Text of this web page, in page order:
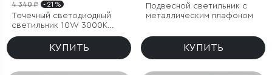
4 340 ₽ - 21 %
Точечный светодиодный
светильник 10W 3000K
белый/хром
КУПИТЬ
Подвесной светильник с
металлическим плафоном
КУПИТЬ